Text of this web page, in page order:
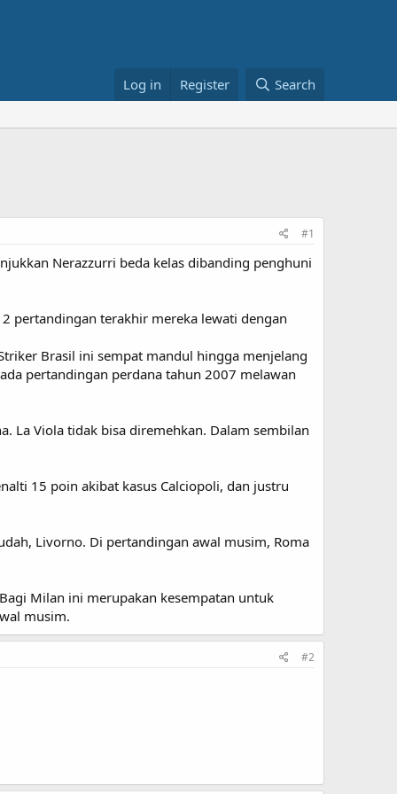
Log in Register Search
#1
Nerazzurri beda kelas dibanding penghuni
pertandingan terakhir mereka lewati dengan
Brasil ini sempat mandul hingga menjelang
pertandingan perdana tahun 2007 melawan
La Viola tidak bisa diremehkan. Dalam sembilan
15 poin akibat kasus Calciopoli, dan justru
Livorno. Di pertandingan awal musim, Roma
Milan ini merupakan kesempatan untuk
musim.
#2